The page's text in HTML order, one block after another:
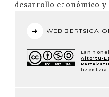
desarrollo económico y
WEB BERTSIOA
Lan
Aitortu-
lizentzia